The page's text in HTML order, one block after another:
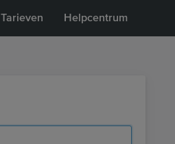
Tarieven Helpcentrum